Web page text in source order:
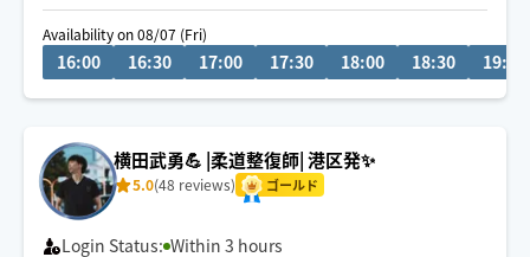
🫲重め圧ピンポイント手技◎高評価
🔸リピートありがとうございます
☘️初見の方は早めのご予約助かります
📩到着までチャットの確認を
⭐️励みになる口コミ感謝いたします
Availability on 08/07 (Fri)
16:00 16:30 17:00 17:30 18:00 18:30 19:00
横田武勇💪 |柔道整復師| 港区発✨
5.0(48 reviews) ゴールド
Login Status: Within 3 hours